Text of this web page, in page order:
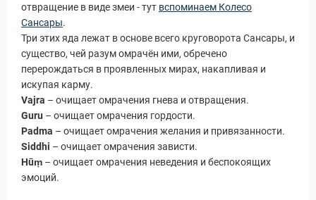
отвращение в виде змеи - тут вспоминаем Колесо
Сансары.
Три этих яда лежат в основе всего круговорота Сансары, и
существо, чей разум омрачён ими, обречено
перерождаться в проявленных мирах, накапливая и
искупая карму.
Vajra – очищает омрачения гнева и отвращения.
Guru – очищает омрачения гордости.
Padma – очищает омрачения желания и привязанности.
Siddhi – очищает омрачения зависти.
Hūṃ – очищает омрачения неведения и беспокоящих
эмоций.